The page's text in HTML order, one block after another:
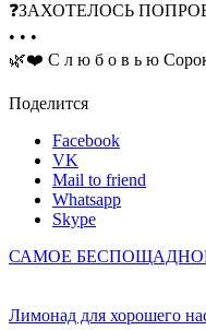
❓ЗАХОТЕЛОСЬ
• • •
🌿❤️ С л ю б о в ь ю
Поделится
Facebook
VK
Mail to friend
Whatsapp
Skype
САМОЕ
Лимонад для хорошего